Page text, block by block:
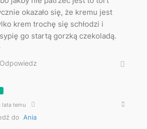
okazało się, że kremu jest
krem trochę się schłodzi i
go startą gorzką czekoladą.
Odpowiedz
lata temu
do Ania